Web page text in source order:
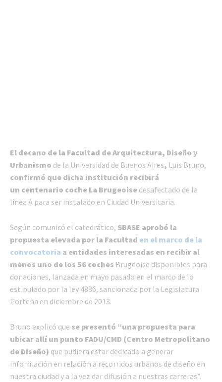
El decano de la Facultad de Arquitectura, Diseño y
Urbanismo de la Universidad de Buenos Aires, Luis Bruno,
confirmó que dicha institución recibirá
un centenario coche La Brugeoise desafectado de la
línea A para ser instalado en Ciudad Universitaria.
Según comunicó el catedrático, SBASE aprobó la
propuesta elevada por la Facultad en el marco de la
convocatoria a entidades interesadas en recibir al
menos uno de los 56 coches Brugeoise disponibles para
donaciones, lanzada en mayo pasado en el marco de lo
estipulado por la ley 4886, sancionada por la Legislatura
Porteña en diciembre de 2013.
Bruno explicó que se presentó “una propuesta para
ubicar allí un punto FADU/CMD (Centro Metropolitano
de Diseño) que pudiera estar dedicado a generar
información en relación a recorridos urbanos de diseño en
nuestra ciudad y a la vez dar difusión a nuestras carreras”.